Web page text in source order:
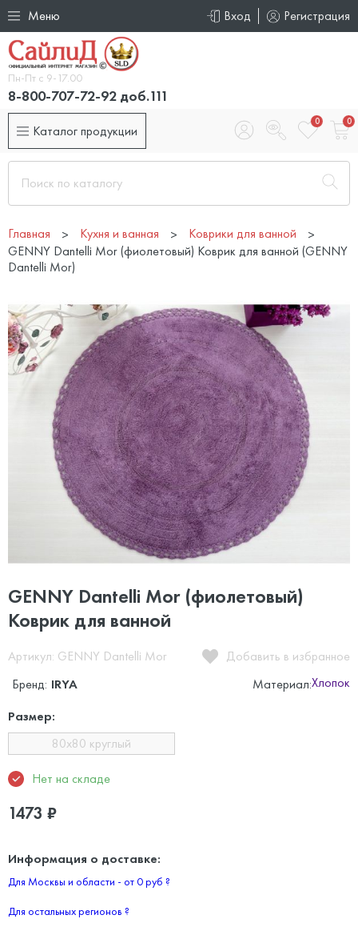
Меню Вход Регистрация
Пн-Пт с 9-17.00
8-800-707-72-92 доб.111
Каталог продукции
0 0
Главная Кухня и ванная
Коврики для ванной
GENNY Dantelli Mor (фиолетовый) Коврик для ванной (GENNY
Dantelli Mor)
GENNY Dantelli Mor (фиолетовый)
Коврик для ванной
Артикул: GENNY Dantelli Mor
Добавить в избранное
Бренд: IRYA Материал:Хлопок
Размер:
80x80 круглый
Нет на складе
1473 ₽
Информация о доставке:
Для Москвы и области - от 0 руб ?
Для остальных регионов ?